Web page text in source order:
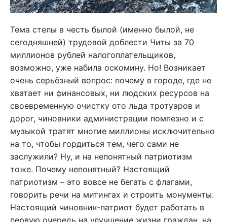
Тема стелы в честь былой (именно былой, не
сегодняшней) трудовой доблести Читы за 70
миллионов рублей налогоплательщиков,
возможно, уже набила оскомину. Но! Возникает
очень серьёзный вопрос: почему в городе, где не
хватает ни финансовых, ни людских ресурсов на
своевременную очистку ото льда тротуаров и
дорог, чиновники администрации помпезно и с
музыкой тратят многие миллионы исключительно
на то, чтобы гордиться тем, чего сами не
заслужили? Ну, и на непонятный патриотизм
тоже. Почему непонятный? Настоящий
патриотизм – это вовсе не бегать с флагами,
говорить речи на митингах и строить монументы.
Настоящий чиновник-патриот будет работать в